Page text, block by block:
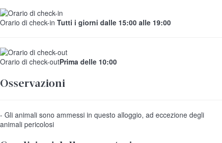
Orario di check-in Tutti i giorni dalle 15:00 alle 19:00
Orario di check-outPrima delle 10:00
Osservazioni
- Gli animali sono ammessi in questo alloggio, ad eccezione degli
animali pericolosi